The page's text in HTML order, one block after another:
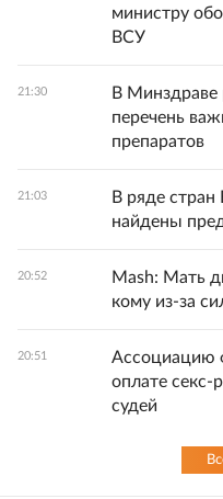
министру
ВСУ
21:30
В Минздраве
перечень
препаратов
21:03
В ряде
найдены
20:52
Mash: Мать
кому из-за
20:51
Ассоциацию
оплате секс-
судей